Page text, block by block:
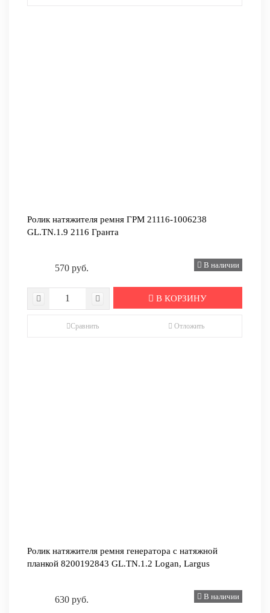
Ролик натяжителя ремня ГРМ 21116-1006238
GL.TN.1.9 2116 Гранта
570 руб. В наличии
В КОРЗИНУ
Сравнить Отложить
Ролик натяжителя ремня генератора с натяжной
планкой 8200192843 GL.TN.1.2 Logan, Largus
630 руб. В наличии